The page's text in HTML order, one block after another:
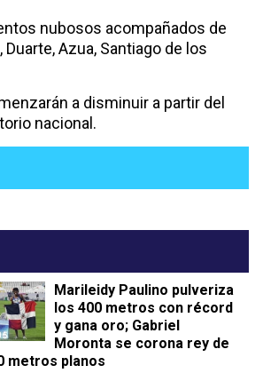
nubosos acompañados de
Azua, Santiago de los
a disminuir a partir del
nacional.
Marileidy Paulino pulveriza
los 400 metros con récord
y gana oro; Gabriel
Moronta se corona rey de
metros planos